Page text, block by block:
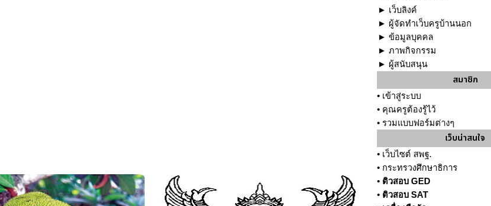
► เว็บลิงค์
► ผู้จัดทำเว็บครูบ้านนอก
► ข้อมูลบุคคล
► ภาพกิจกรรม
► ผู้สนับสนุน
สมาชิก
• เข้าสู่ระบบ
• คุณครูต้องรู้ไว้
• รวมแบบฟอร์มต่างๆ
เว็บน่าสนใจ
• เว็บไซต์ สพฐ.
• กระทรวงศึกษาธิการ
• ติวสอบ GED
• ติวสอบ SAT